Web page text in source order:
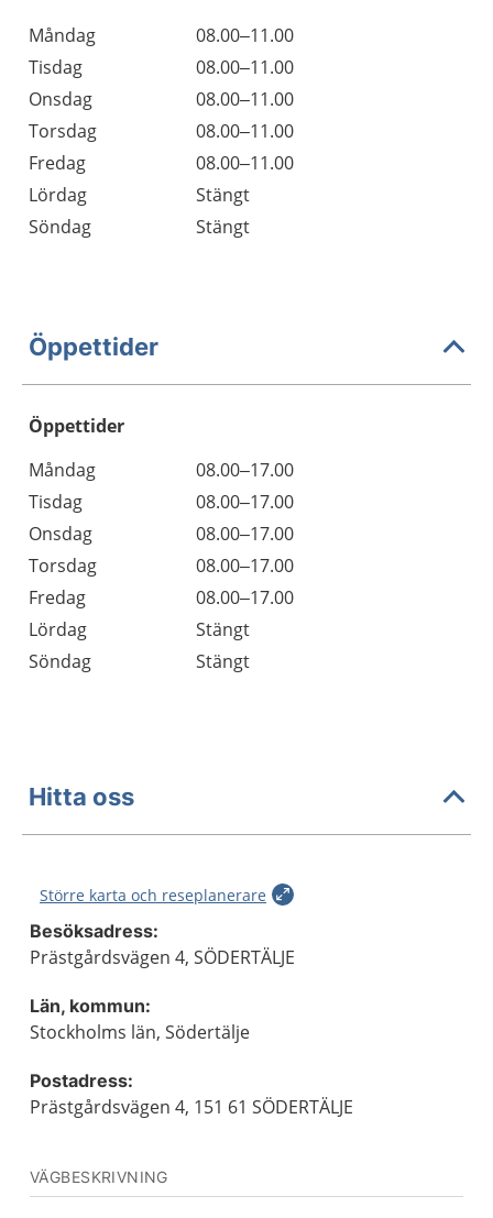
Måndag
08.00–11.00
Tisdag
08.00–11.00
Onsdag
08.00–11.00
Torsdag
08.00–11.00
Fredag
08.00–11.00
Lördag
Stängt
Söndag
Stängt
Öppettider
Öppettider
Dag
Öppettider
Kommentarer
Måndag
08.00–17.00
Tisdag
08.00–17.00
Onsdag
08.00–17.00
Torsdag
08.00–17.00
Fredag
08.00–17.00
Lördag
Stängt
Söndag
Stängt
Hitta oss
Större karta och reseplanerare
Besöksadress:
Prästgårdsvägen 4, SÖDERTÄLJE
Län, kommun:
Stockholms län, Södertälje
Postadress:
Prästgårdsvägen 4, 151 61 SÖDERTÄLJE
VÄGBESKRIVNING